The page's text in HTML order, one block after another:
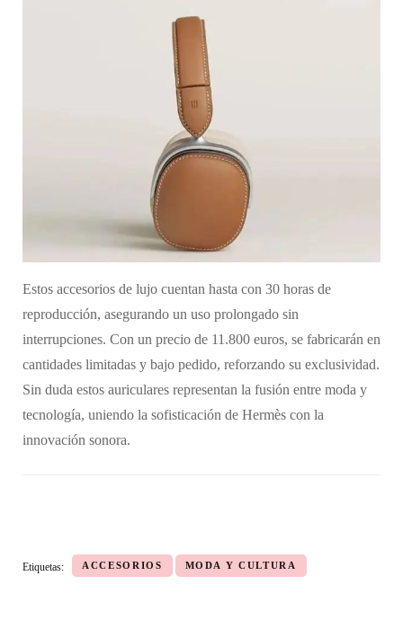
Estos accesorios de lujo cuentan hasta con 30 horas de
reproducción, asegurando un uso prolongado sin
interrupciones. Con un precio de 11.800 euros, se fabricarán en
cantidades limitadas y bajo pedido, reforzando su exclusividad.
Sin duda estos auriculares representan la fusión entre moda y
tecnología, uniendo la sofisticación de Hermès con la
innovación sonora.
Etiquetas: ACCESORIOS MODA Y CULTURA